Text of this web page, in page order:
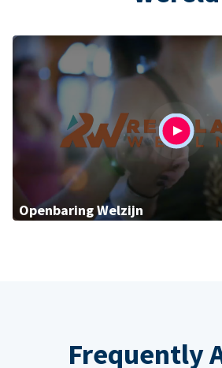
Openbaring Welzijn
Frequently